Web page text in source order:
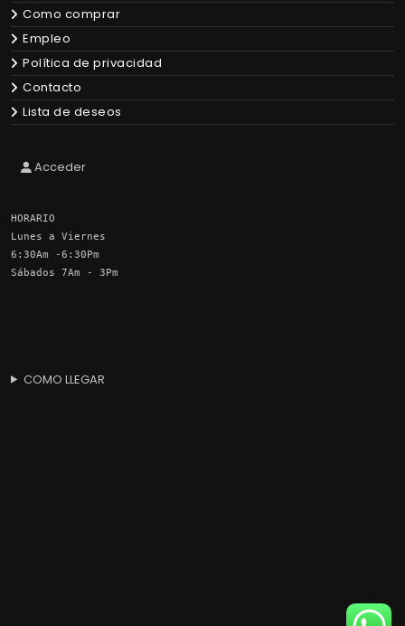
Como comprar
Empleo
Política de privacidad
Contacto
Lista de deseos
Acceder
HORARIO
Lunes a Viernes
6:30Am -6:30Pm
Sábados 7Am - 3Pm
COMO LLEGAR